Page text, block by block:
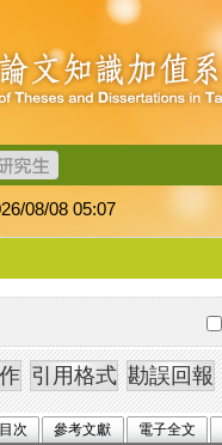
08/08 05:07
目次 參考文獻 電子全文